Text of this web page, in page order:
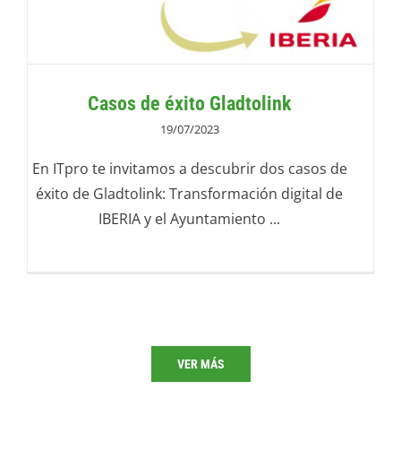
Casos de éxito Gladtolink
19/07/2023
En ITpro te invitamos a descubrir dos casos de
éxito de Gladtolink: Transformación digital de
IBERIA y el Ayuntamiento ...
VER MÁS